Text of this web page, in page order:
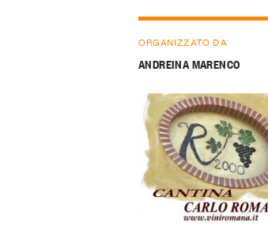
ORGANIZZATO DA
ANDREINA MARENCO